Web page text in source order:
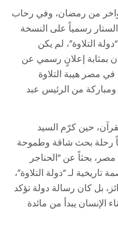
من رمضان، وفي رحاب
رسمياً على النسخة
التلاوة”، لم يكن
بمثابة إعلانٍ رسمي عن
مصر هيبة التلاوة
من الرئيس عبد
حين كرّم السيد
رحلة بحث شاقة وطموحة
بحثاً عن “الحناجر
لـ “دولة التلاوة”،
بل كان رسالة دولة تؤكد
الإنسان يبدأ من مائدة